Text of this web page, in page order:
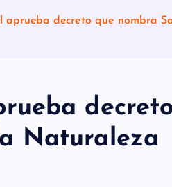
aprueba decreto que nombra
Naturaleza